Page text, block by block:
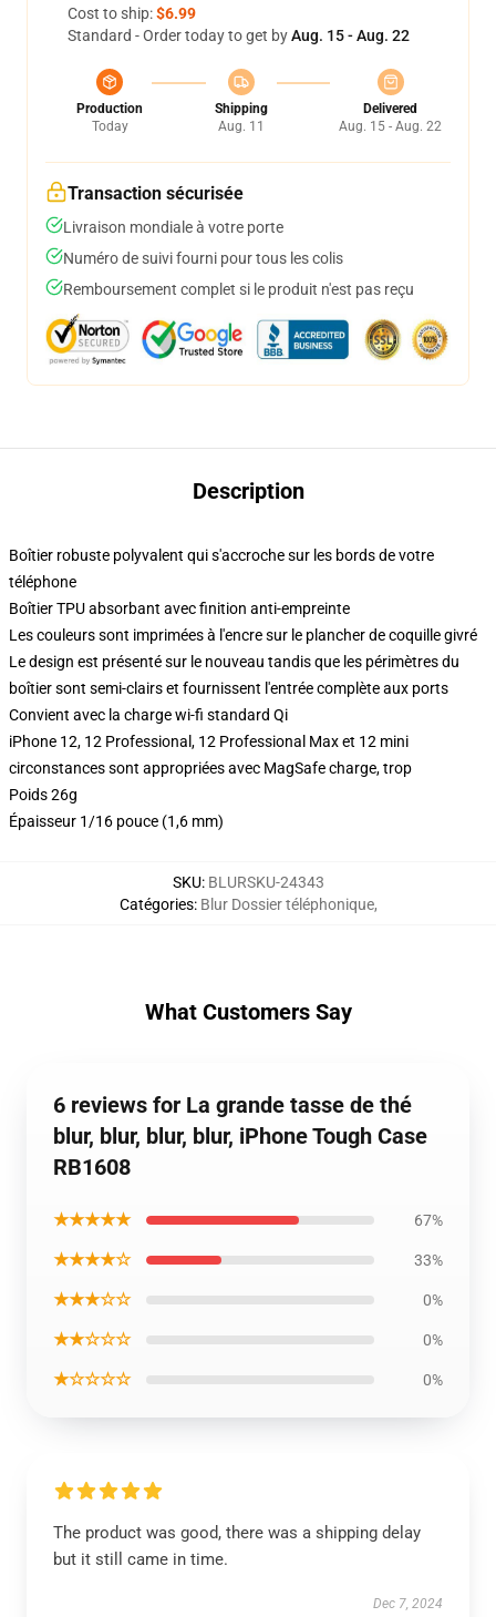
Cost to ship:$6.99
Standard - Order today to get byAug. 15 - Aug. 22
Production
Today
Shipping
Aug. 11
Delivered
Aug. 15 - Aug. 22
Transaction sécurisée
Livraison mondiale à votre porte
Numéro de suivi fourni pour tous les colis
Remboursement complet si le produit n'est pas reçu
Description
Boîtier robuste polyvalent qui s'accroche sur les bords de votre
téléphone
Boîtier TPU absorbant avec finition anti-empreinte
Les couleurs sont imprimées à l'encre sur le plancher de coquille givré
Le design est présenté sur le nouveau tandis que les périmètres du
boîtier sont semi-clairs et fournissent l'entrée complète aux ports
Convient avec la charge wi-fi standard Qi
iPhone 12, 12 Professional, 12 Professional Max et 12 mini
circonstances sont appropriées avec MagSafe charge, trop
Poids 26g
Épaisseur 1/16 pouce (1,6 mm)
SKU: BLURSKU-24343
Catégories: Blur Dossier téléphonique,
What Customers Say
6 reviews for La grande tasse de thé
blur, blur, blur, blur, iPhone Tough Case
RB1608
★★★★★ 67%
★★★★☆ 33%
★★★☆☆ 0%
★★☆☆☆ 0%
★☆☆☆☆ 0%
The product was good, there was a shipping delay
but it still came in time.
Dec 7, 2024